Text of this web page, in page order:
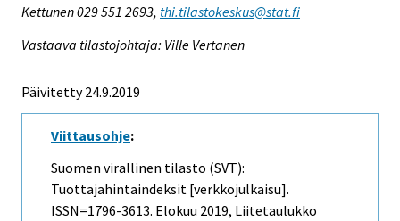
Kettunen 029 551 2693, thi.tilastokeskus@stat.fi
Vastaava tilastojohtaja: Ville Vertanen
Päivitetty 24.9.2019
Viittausohje:
Suomen virallinen tilasto (SVT):
Tuottajahintaindeksit [verkkojulkaisu].
ISSN=1796-3613. Elokuu 2019, Liitetaulukko